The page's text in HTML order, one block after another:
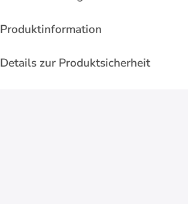
Produktinformation
Details zur Produktsicherheit